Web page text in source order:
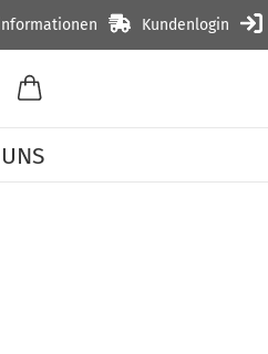
Kundenlogin